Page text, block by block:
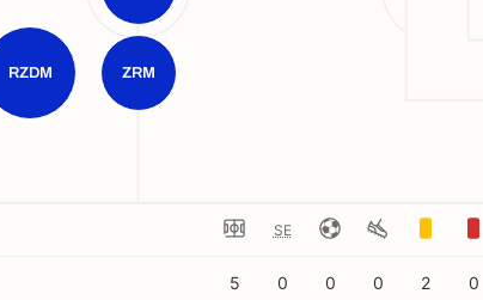
RZDM ZRM
SE
5 0 0 0 2 0